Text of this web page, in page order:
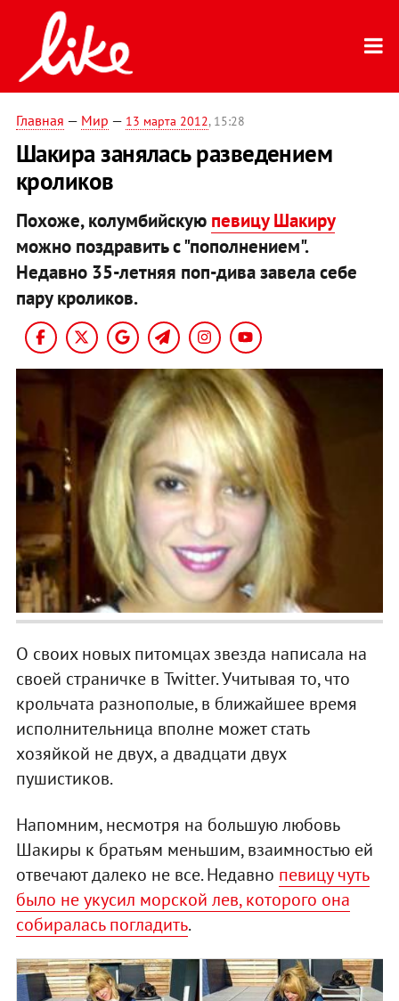
Главная — Мир — 13 марта 2012, 15:28
Шакира занялась разведением
кроликов
Похоже, колумбийскую певицу Шакиру
можно поздравить с "пополнением".
Недавно 35-летняя поп-дива завела себе
пару кроликов.
О своих новых питомцах звезда написала на
своей страничке в Twitter. Учитывая то, что
крольчата разнополые, в ближайшее время
исполнительница вполне может стать
хозяйкой не двух, а двадцати двух
пушистиков.
Напомним, несмотря на большую любовь
Шакиры к братьям меньшим, взаимностью ей
отвечают далеко не все. Недавно певицу чуть
было не укусил морской лев, которого она
собиралась погладить.